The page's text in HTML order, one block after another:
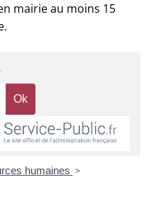
mairie au moins 15
humaines >